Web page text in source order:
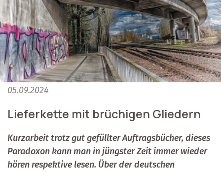
05.09.2024
Lieferkette mit brüchigen Gliedern
Kurzarbeit trotz gut gefüllter Auftragsbücher, dieses
Paradoxon kann man in jüngster Zeit immer wieder
hören respektive lesen. Über der deutschen